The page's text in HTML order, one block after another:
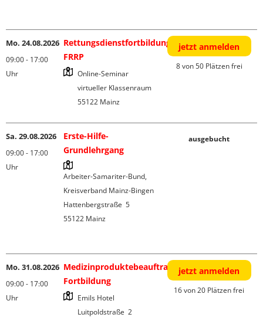
Mo. 24.08.2026
09:00 - 17:00
Uhr
Rettungsdienstfortbildung
FRRP
Online-Seminar
virtueller Klassenraum
jetzt anmelden
8 von 50 Plätzen frei
Sa. 29.08.2026
09:00 - 17:00
Uhr
Erste-Hilfe-
Grundlehrgang
Arbeiter-Samariter-Bund,
Kreisverband Mainz-Bingen
Hattenbergstraße  5
55122 Mainz
ausgebucht
Mo. 31.08.2026
09:00 - 17:00
Uhr
Medizinproduktebeauftragten-
Fortbildung
Emils Hotel
Luitpoldstraße  2
jetzt anmelden
16 von 20 Plätzen frei